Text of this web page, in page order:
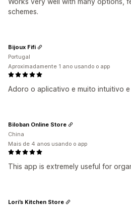
schemes.
Adoro o aplicativo e muito intuitivo e
Bijoux Fifi
Portugal
Aproximadamente 1 ano usando o app
This app is extremely useful for
Biloban Online Store
China
Mais de 4 anos usando o app
Lori’s Kitchen Store